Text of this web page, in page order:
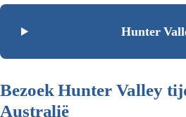
Hunter
Bezoek Hunter Valley
Australië